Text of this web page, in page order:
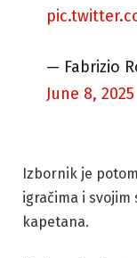
— Fabrizio
June 8, 2025
Izbornik je
igračima i
kapetana.